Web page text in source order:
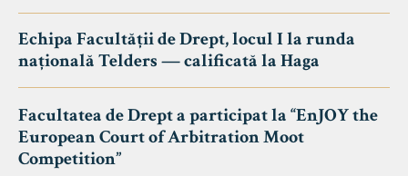
Echipa Facultății de Drept, locul I la runda
națională Telders — calificată la Haga
Facultatea de Drept a participat la “EnJOY the
European Court of Arbitration Moot
Competition”